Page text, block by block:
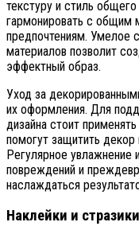
текстуру и стиль
гармонировать с общим
предпочтениям. Умелое
материалов позволит
эффектный образ.
Уход за
их оформления. Для
дизайна стоит
помогут защитить декор
Регулярное увлажнение
повреждений и
наслаждаться
Наклейки и стразики